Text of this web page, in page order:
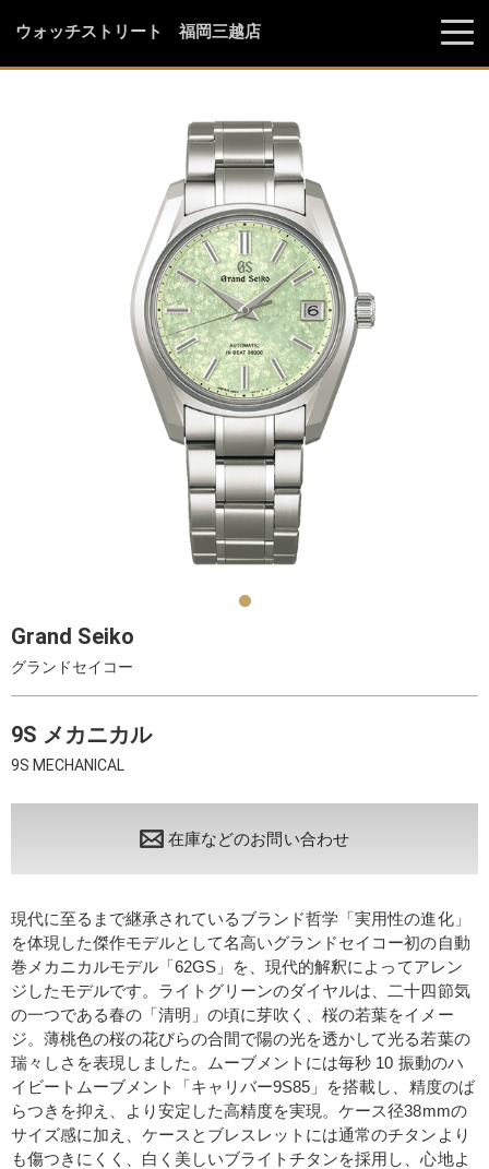
ウォッチストリート 福岡三越店
Grand Seiko
グランドセイコー
9S メカニカル
9S MECHANICAL
在庫などのお問い合わせ
現代に至るまで継承されているブランド哲学「実用性の進化」
を体現した傑作モデルとして名高いグランドセイコー初の自動
巻メカニカルモデル「62GS」を、現代的解釈によってアレン
ジしたモデルです。ライトグリーンのダイヤルは、二十四節気
の一つである春の「清明」の頃に芽吹く、桜の若葉をイメー
ジ。薄桃色の桜の花びらの合間で陽の光を透かして光る若葉の
瑞々しさを表現しました。ムーブメントには毎秒 10 振動のハ
イビートムーブメント「キャリバー9S85」を搭載し、精度のば
らつきを抑え、より安定した高精度を実現。ケース径38mmの
サイズ感に加え、ケースとブレスレットには通常のチタンより
も傷つきにくく、白く美しいブライトチタンを採用し、心地よ